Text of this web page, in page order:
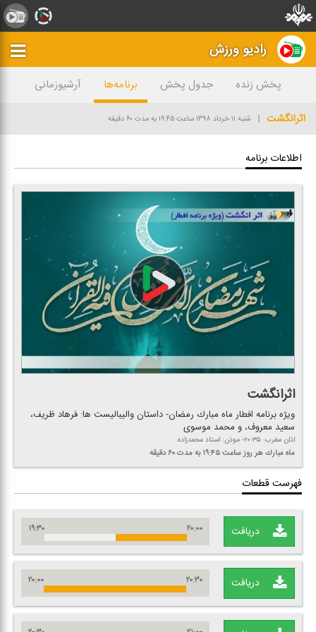
رادیو ورزش
پخش زنده جدول پخش برنامه‌ها
آرشیوزمانی
اثرانگشت
شنبه ۱۱ خرداد ۱۳۹۸ ساعت ۱۹:۴۵ به مدت ۶۰ دقیقه
اطلاعات برنامه
اثرانگشت
ویژه برنامه افطار ماه مبارك رمضان- داستان والیبالیست ها: فرهاد ظریف،
سعید معروف، و محمد موسوی
اذان مغرب: ۲۰:۳۵- موذن: استاد محمدزاده
ماه مبارك هر روزساعت ۱۹:۴۵ به مدت ۶۰ دقیقه
فهرست قطعات
دریافت ۱۹:۳۰ ۲۰:۰۰
دریافت ۲۰:۰۰ ۲۰:۳۰